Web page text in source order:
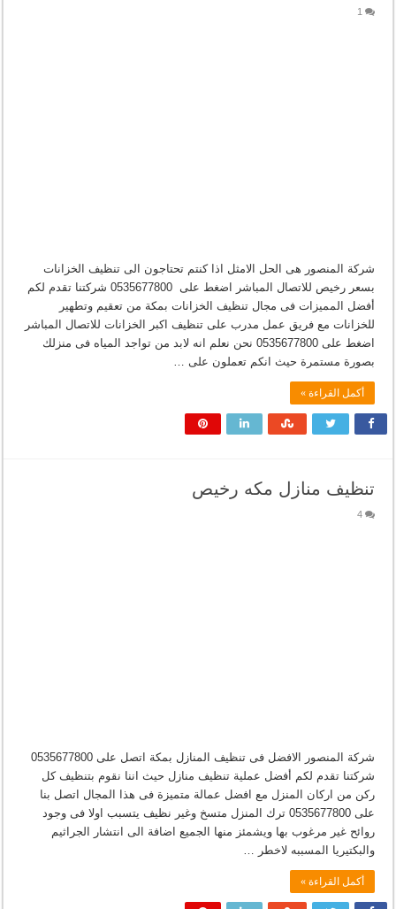
1
شركة المنصور هى الحل الامثل اذا كنتم تحتاجون الى تنظيف الخزانات
بسعر رخيص للاتصال المباشر اضغط على 0535677800 شركتنا تقدم لكم
أفضل المميزات فى مجال تنظيف الخزانات بمكة من تعقيم وتطهير
للخزانات مع فريق عمل مدرب على تنظيف اكبر الخزانات للاتصال المباشر
اضغط على 0535677800 نحن نعلم انه لابد من تواجد المياه فى منزلك
بصورة مستمرة حيث انكم تعملون على …
أكمل القراءة »
تنظيف منازل مكه رخيص
4
شركة المنصور الافضل فى تنظيف المنازل بمكة اتصل على 0535677800
شركتنا تقدم لكم أفضل عملية تنظيف منازل حيث اننا نقوم بتنظيف كل
ركن من اركان المنزل مع افضل عمالة متميزة فى هذا المجال اتصل بنا
على 0535677800 ترك المنزل متسخ وغير نظيف يتسبب اولا فى وجود
روائح غير مرغوب بها ويشمئز منها الجميع اضافة الى انتشار الجراثيم
والبكتيريا المسببه لاخطر …
أكمل القراءة »